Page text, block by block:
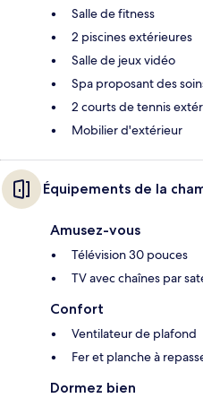
Salle de fitness
2 piscines extérieures
Salle de jeux vidéo
Spa proposant des
2 courts de tennis
Mobilier d'extérieur
Équipements de la
Amusez-vous
Télévision 30 pouces
TV avec chaînes par
Confort
Ventilateur de plafond
Fer et planche à
Dormez bien